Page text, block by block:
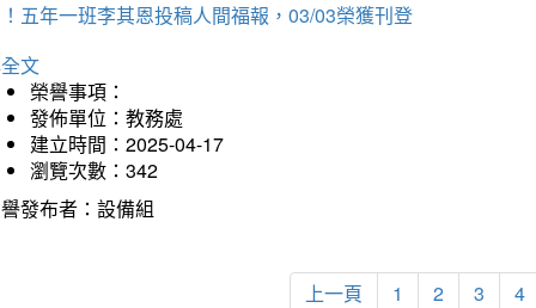
五年一班李其恩投稿人間福報，03/03榮獲刊登
文
榮譽事項：
發佈單位：教務處
建立時間：2025-04-17
瀏覽次數：342
發布者：設備組
上一頁 1 2 3 4